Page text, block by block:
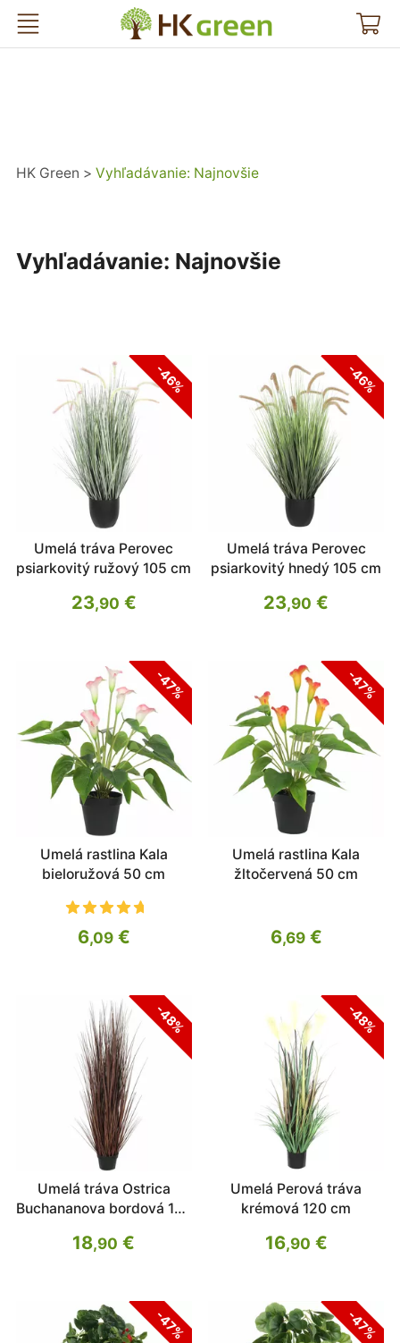
HK Green
HK Green Vyhľadávanie: Najnovšie
Vyhľadávanie: Najnovšie
-46%
Umelá tráva Perovec
psiarkovitý ružový 105 cm
23,90 €
-46%
Umelá tráva Perovec
psiarkovitý hnedý 105 cm
23,90 €
-47%
Umelá rastlina Kala
bieloružová 50 cm
6,09€
-47%
Umelá rastlina Kala
žltočervená 50 cm
6,69€
-48%
Umelá tráva Ostrica
Buchananova bordová 150
18,90 €
-48%
Umelá Perová tráva
krémová 120 cm
16,90 €
-47% -47%